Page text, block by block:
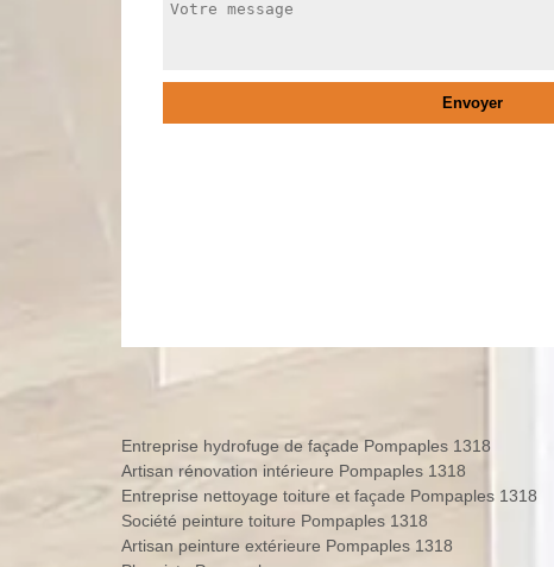
Entreprise hydrofuge de façade Pompaples 1318
Artisan rénovation intérieure Pompaples 1318
Entreprise nettoyage toiture et façade Pompaples 1318
Société peinture toiture Pompaples 1318
Artisan peinture extérieure Pompaples 1318